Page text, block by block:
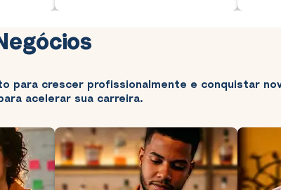
para crescer profissionalmente e conquistar
acelerar sua carreira.